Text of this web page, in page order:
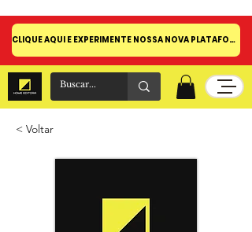
CLIQUE AQUI E EXPERIMENTE NOSSA NOVA PLATAFORMA!
< Voltar